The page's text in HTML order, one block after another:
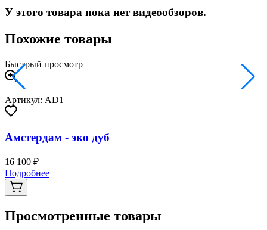
У этого товара пока нет видеообзоров.
Похожие товары
Быстрый просмотр
Артикул: AD1
Амстердам - эко дуб
16 100 ₽
Подробнее
Просмотренные товары